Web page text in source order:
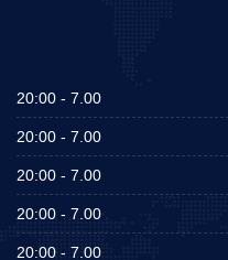
7.00 - 20:00
7.00 - 20:00
7.00 - 20:00
7.00 - 20:00
7.00 - 20:00